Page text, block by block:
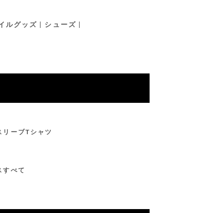
ルグッズ シューズ
リーブTシャツ
すべて